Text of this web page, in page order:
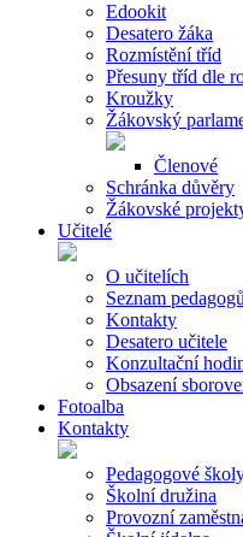
Edookit
Desatero žáka
Rozmístění tříd
Přesuny tříd dle
Kroužky
Žákovský
Členové
Schránka důvěry
Žákovské
Učitelé
O učitelích
Seznam pedagogů
Kontakty
Desatero učitele
Konzultační
Obsazení
Fotoalba
Kontakty
Pedagogové
Školní družina
Provozní